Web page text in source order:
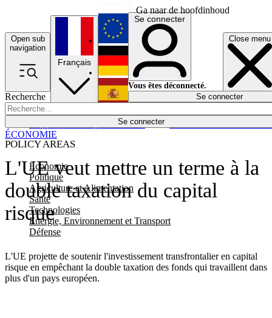
Ga naar de hoofdinhoud
Open sub
navigation
Close menu
Recherche
Se connecter
POLICY AREAS
Economie
Politique
Agriculture et Alimentation
Santé
Technologies
Energie, Environnement et Transport
Défense
Économie
Français
English
Deutsch
Español
Se connecter
Vous êtes déconnecté.
Se connecter
L'UE veut mettre un terme à la
double taxation du capital
risque
L'UE projette de soutenir l'investissement transfrontalier en capital
risque en empêchant la double taxation des fonds qui travaillent dans
plus d'un pays européen.
ÉCONOMIE